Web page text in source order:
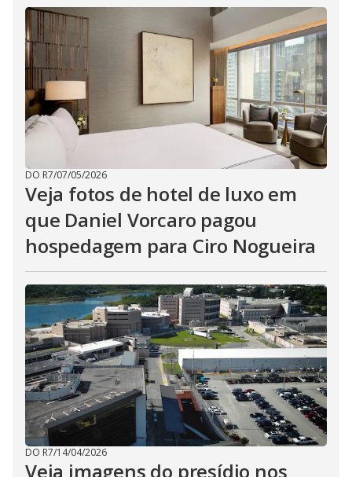
DO R7/07/05/2026
Veja fotos de hotel de luxo em
que Daniel Vorcaro pagou
hospedagem para Ciro Nogueira
DO R7/14/04/2026
Veja imagens do presídio nos